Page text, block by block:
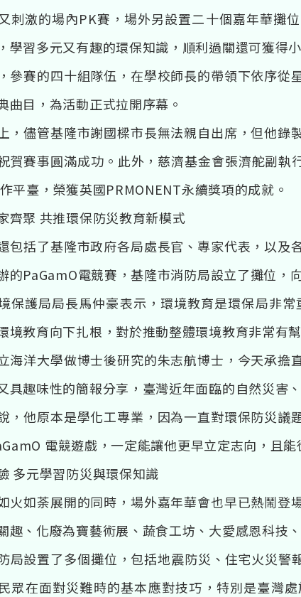
刺激的場內PK賽，場外另設置二十個嘉年華攤
學習多元又有趣的環保知識，順利過關還可獲得
參賽的四十組隊伍，在學校師長的帶領下依序
曲目，為活動正式拉開序幕。
，儘管基隆市謝國樑市長無法親自出席，但他
賀賽事圓滿成功。此外，慈濟基金會張濟舵副
平臺，榮獲英國PRMONENT永續獎項的成就。
齊聚 共推環保防災教育新模式
包括了基隆市政府各局處長官、專家代表，以
的PaGamO電競賽，基隆市消防局設立了攤位，
保護局局長馬仲豪表示，環境教育是環保局非
境教育向下扎根，對於推動整體環境教育非常有
海洋大學做博士後研究的朱志航博士，今天承
具趣味性的簡報分享，臺灣近年面臨的自然災害
，他原本是學化工專業，因為一直對環保防災
電競遊戲，一定能讓他更早立定志向，且
多元學習防災與環保知識
火如荼展開的同時，場外嘉年華會也早已熱鬧
趣、化廢為寶藝術展、蔬食工坊、大愛感恩科
局設置了多個攤位，包括地震防災、住宅火災警
眾在面對災難時的基本應對技巧，特別是臺灣